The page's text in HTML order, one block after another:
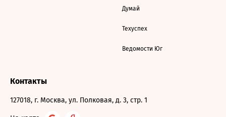
Думай
Техуспех
Ведомости Юг
Контакты
127018, г. Москва, ул. Полковая, д. 3, стр. 1